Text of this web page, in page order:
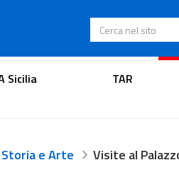
Cerca nel sito
Sicilia TAR
Storia e Arte